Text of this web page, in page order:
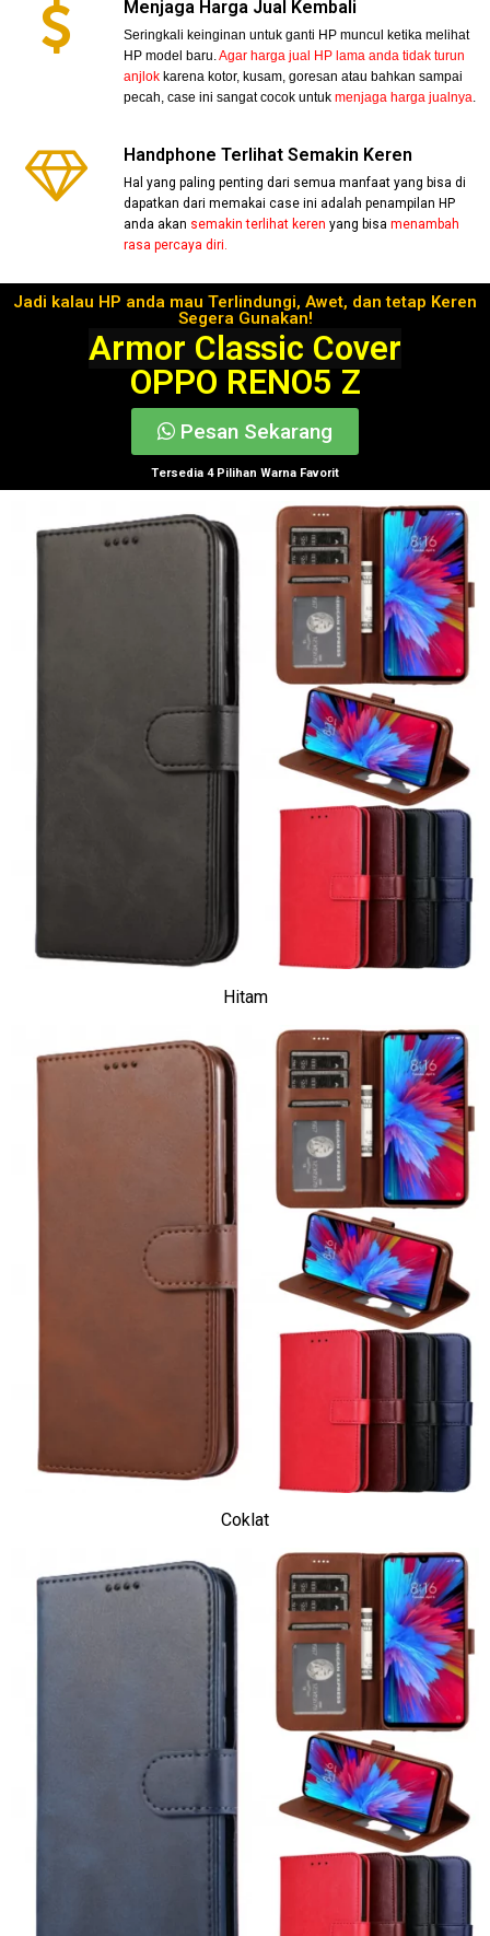
Menjaga Harga Jual Kembali
Seringkali keinginan untuk ganti HP muncul ketika melihat
HP model baru.Agar harga jual HP lama anda tidak turun
anjlok karena kotor, kusam, goresan atau bahkan sampai
pecah, case ini sangat cocok untukmenjaga harga jualnya.
Handphone Terlihat Semakin Keren
Hal yang paling penting dari semua manfaat yang bisa di
dapatkan dari memakai case ini adalah penampilan HP
anda akan semakin terlihat keren yang bisamenambah
rasa percaya diri.
Jadi kalau HP anda mau Terlindungi, Awet, dan tetap Keren
Segera Gunakan!
Armor Classic Cover
OPPO RENO5 Z
Pesan Sekarang
Tersedia 4 Pilihan Warna Favorit
Hitam
Coklat